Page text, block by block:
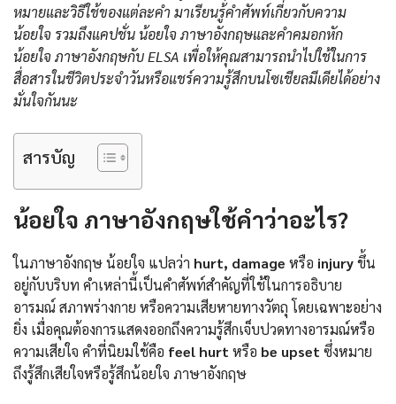
หมายและวิธีใช้ของแต่ละคำ มาเรียนรู้คำศัพท์เกี่ยวกับความ
น้อยใจ รวมถึงแคปชั่น น้อยใจ ภาษาอังกฤษและคําคมอกหัก
น้อยใจ ภาษาอังกฤษกับ ELSA เพื่อให้คุณสามารถนำไปใช้ในการ
สื่อสารในชีวิตประจำวันหรือแชร์ความรู้สึกบนโซเชียลมีเดียได้อย่าง
มั่นใจกันนะ
สารบัญ
น้อยใจ ภาษาอังกฤษใช้คำว่าอะไร?
ในภาษาอังกฤษ น้อยใจ แปลว่า hurt, damage หรือ injuryขึ้น
อยู่กับบริบท คำเหล่านี้เป็นคำศัพท์สำคัญที่ใช้ในการอธิบาย
อารมณ์ สภาพร่างกาย หรือความเสียหายทางวัตถุ โดยเฉพาะอย่าง
ยิ่ง เมื่อคุณต้องการแสดงออกถึงความรู้สึกเจ็บปวดทางอารมณ์หรือ
ความเสียใจ คำที่นิยมใช้คือ feel hurt หรือ be upset ซึ่งหมาย
ถึงรู้สึกเสียใจหรือรู้สึกน้อยใจ ภาษาอังกฤษ